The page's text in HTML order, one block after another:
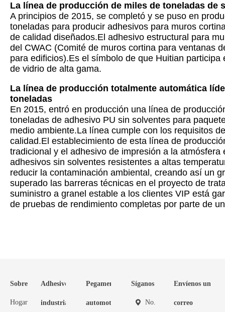
La línea de producción de miles de toneladas
A principios de 2015, se completó y se puso en
toneladas para producir adhesivos para muros
de calidad diseñados.El adhesivo estructural para
del CWAC (Comité de muros cortina para ventanas
para edificios).Es el símbolo de que Huitian
de vidrio de alta gama.
La línea de producción totalmente automática
toneladas
En 2015, entró en producción una línea de
toneladas de adhesivo PU sin solventes para
medio ambiente.La línea cumple con los requisitos
calidad.El establecimiento de esta línea de
tradicional y el adhesivo de impresión a la
adhesivos sin solventes resistentes a altas
reducir la contaminación ambiental, creando así un
superado las barreras técnicas en el proyecto de
suministro a granel estable a los clientes VIP está
de pruebas de rendimiento completas por parte de
Sobre
Hogar
Adhesivos
industriales
Pegamento
automotriz
Síganos
No.
Envíenos un
correo